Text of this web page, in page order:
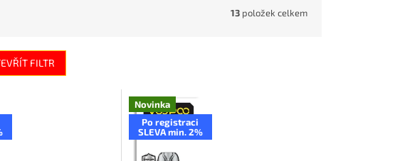
13 položek celkem
FILTR
Novinka
Po registraci
SLEVA min. 2%